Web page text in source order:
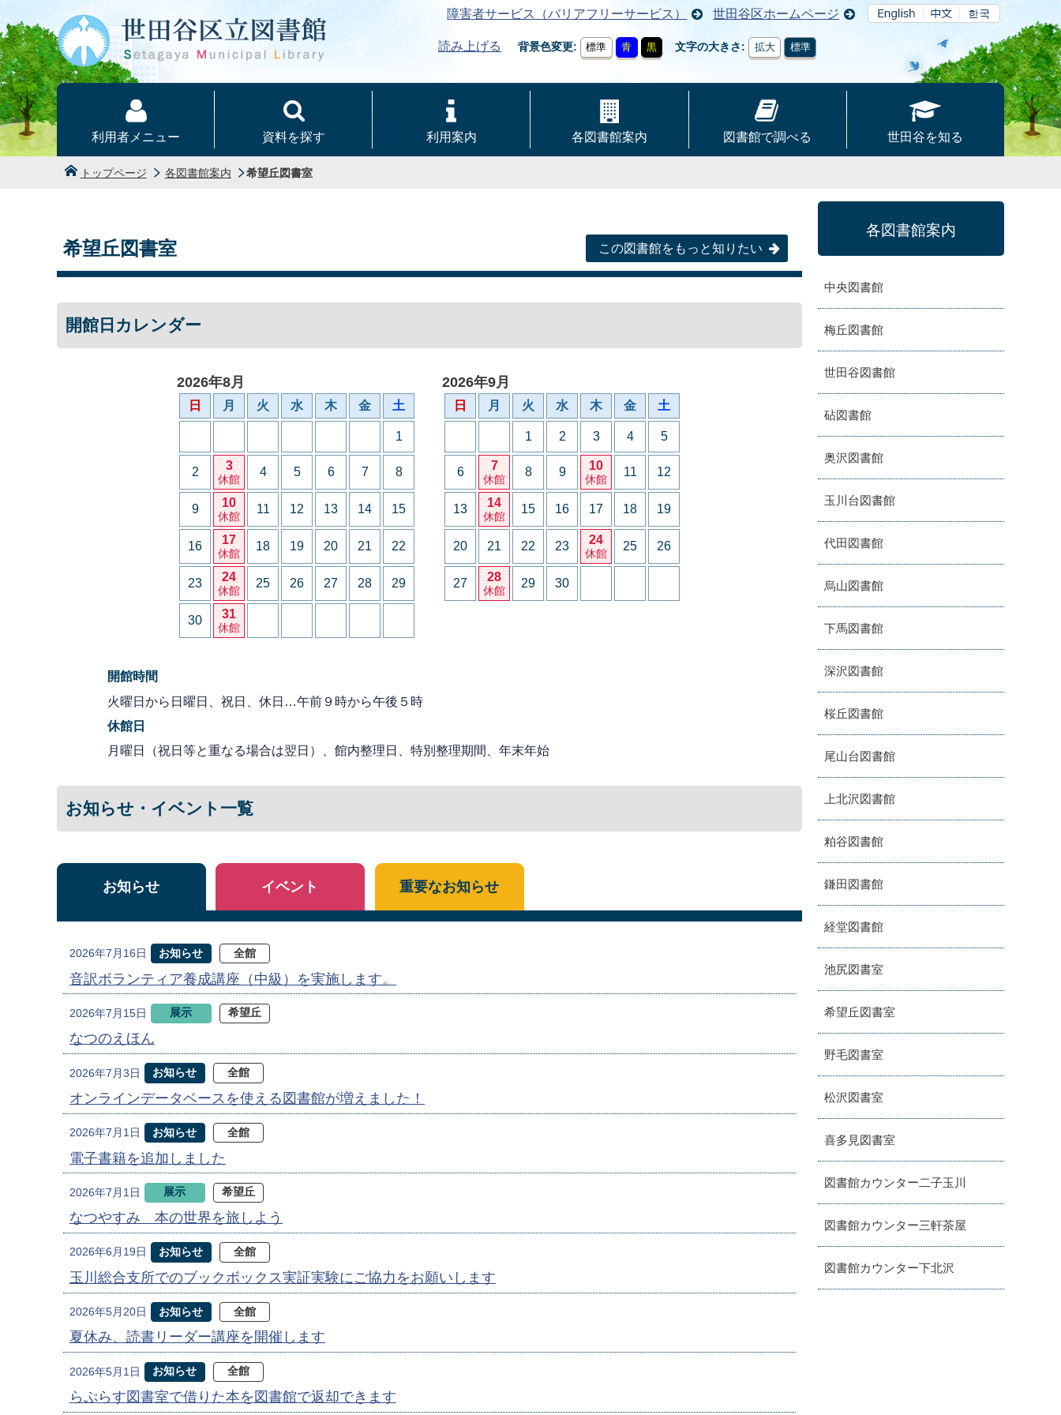
本文へ
障害者サービス（バリアフリーサービス） 世田谷区ホームページ
読み上げる 背景色変更 標準 青 黒 文字の大きさ 拡大 標準
利用者メニュー 資料を探す 利用案内 各図書館案内 図書館で調べる 世田谷を知る
トップページ 各図書館案内 希望丘図書室
希望丘図書室 この図書館をもっと知りたい
開館日カレンダー
2026年8月
日 月 火 水 木 金 土
1
2 3
休館
4 5 6 7 8
9 10
休館
11 12 13 14 15
16 17
休館
18 19 20 21 22
23 24
休館
25 26 27 28 29
30 31
休館
2026年9月
日 月 火 水 木 金 土
1 2 3 4 5
6 7
休館
8 9 10
休館
11 12
13 14
休館
15 16 17 18 19
20 21 22 23 24
休館
25 26
27 28
休館
29 30
開館時間
火曜日から日曜日、祝日、休日…午前９時から午後５時
休館日
月曜日（祝日等と重なる場合は翌日）、館内整理日、特別整理期間、年末年始
お知らせ・イベント一覧
お知らせ
2026年7月16日 お知らせ 全館
音訳ボランティア養成講座（中級）を実施します。
2026年7月15日 展示 希望丘
なつのえほん
2026年7月3日 お知らせ 全館
オンラインデータベースを使える図書館が増えました！
2026年7月1日 お知らせ 全館
電子書籍を追加しました
2026年7月1日 展示 希望丘
なつやすみ 本の世界を旅しよう
2026年6月19日 お知らせ 全館
玉川総合支所でのブックボックス実証実験にご協力をお願いします
2026年5月20日 お知らせ 全館
夏休み、読書リーダー講座を開催します
2026年5月1日 お知らせ 全館
らぷらす図書室で借りた本を図書館で返却できます
イベント 重要なお知らせ
各図書館案内
中央図書館
梅丘図書館
世田谷図書館
砧図書館
奥沢図書館
玉川台図書館
代田図書館
烏山図書館
下馬図書館
深沢図書館
桜丘図書館
尾山台図書館
上北沢図書館
粕谷図書館
鎌田図書館
経堂図書館
池尻図書室
希望丘図書室
野毛図書室
松沢図書室
喜多見図書室
図書館カウンター二子玉川
図書館カウンター三軒茶屋
図書館カウンター下北沢